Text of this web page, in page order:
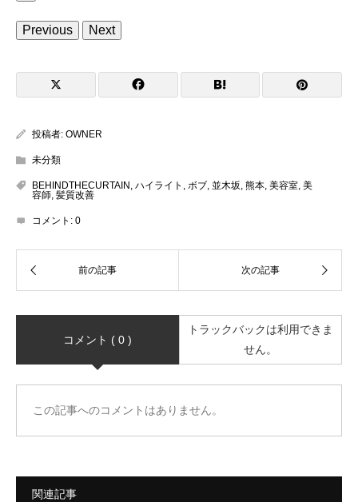
Previous Next
投稿者: OWNER
未分類
BEHINDTHECURTAIN , ハイライト , ボブ, 並木坂, 熊本, 美容室, 美
容師, 髪質改善
コメント: 0
コメント ( 0 )
トラックバックは利用できま
せん。
この記事へのコメントはありません。
関連記事